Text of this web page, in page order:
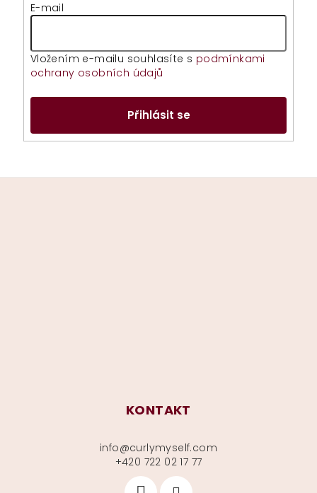
E-mail
Vložením e-mailu souhlasíte s podmínkami
ochrany osobních údajů
Přihlásit se
KONTAKT
info@curlymyself.com
+420 722 02 17 77